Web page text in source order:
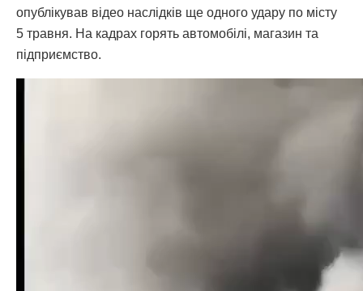
опублікував відео наслідків ще одного удару по місту
5 травня. На кадрах горять автомобілі, магазин та
підприємство.